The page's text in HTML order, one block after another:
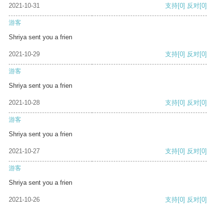
2021-10-31 支持[0] 反对[0]
游客
Shriya sent you a frien
2021-10-29 支持[0] 反对[0]
游客
Shriya sent you a frien
2021-10-28 支持[0] 反对[0]
游客
Shriya sent you a frien
2021-10-27 支持[0] 反对[0]
游客
Shriya sent you a frien
2021-10-26 支持[0] 反对[0]